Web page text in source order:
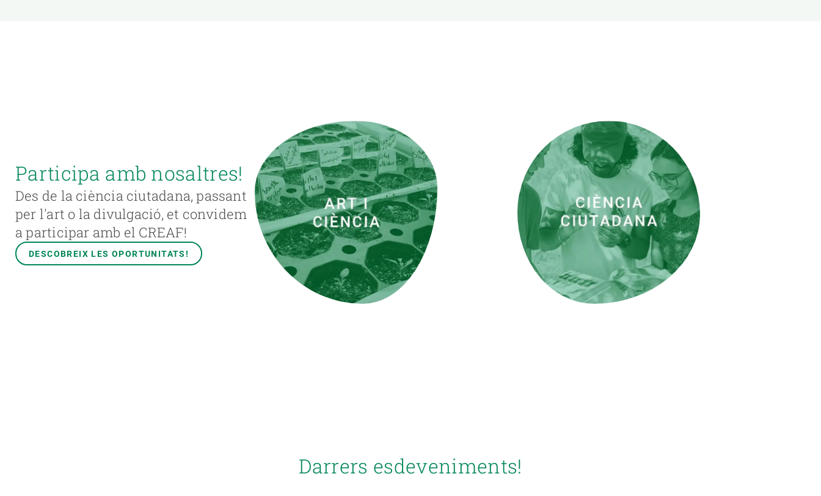
Participa amb nosaltres!
Des de la ciència ciutadana, passant
per l'art o la divulgació, et convidem
a participar amb el CREAF!
DESCOBREIX LES OPORTUNITATS!
Darrers esdeveniments!